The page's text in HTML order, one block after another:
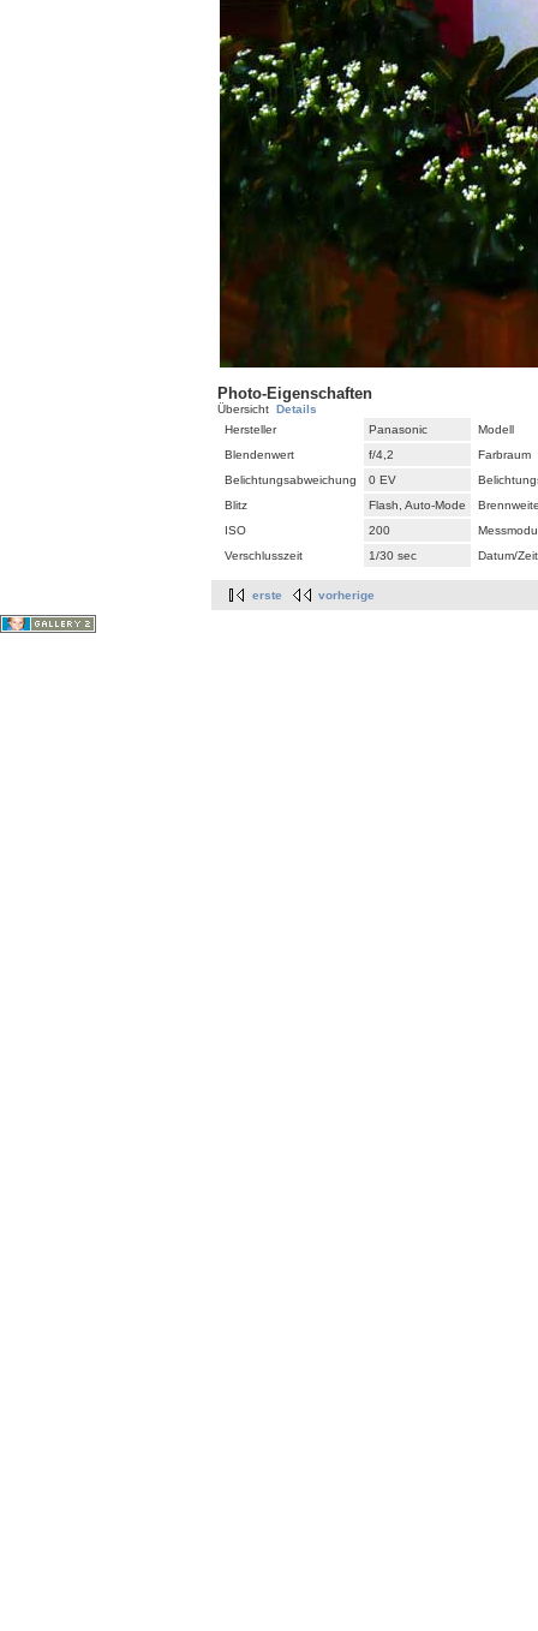
Photo-Eigenschaften
Übersicht Details
Hersteller
Panasonic
Modell
Blendenwert
f/4,2
Farbraum
Belichtungsabweichung
0 EV
Blitz
Flash, Auto-Mode
ISO
200
Verschlusszeit
1/30 sec Datum/Zeit
erste vorherige